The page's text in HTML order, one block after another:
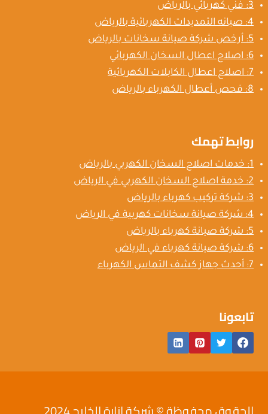
3: فني كهربائي بالرياض
4: صيانه التمديدات الكهربائية بالرياض
5: أرخص شركة صيانة سخانات بالرياض
6: اصلاح اعطال السخان الكهربائي
7: اصلاح اعطال الكابلات الكهربائية
8: فحص أعطال الكهرباء بالرياض
روابط تهمك
1: خدمات اصلاح السخان الكهربي بالرياض
2: خدمة اصلاح السخان الكهربي في الرياض
3: شركة تركيب كهرباء بالرياض
4: شركة صيانة سخانات كهربية في الرياض
5: شركة صيانة كهرباء بالرياض
6: شركة صيانة كهرباء في الرياض
7: أحدث جهاز كشف التماس الكهرباء
تابعونا